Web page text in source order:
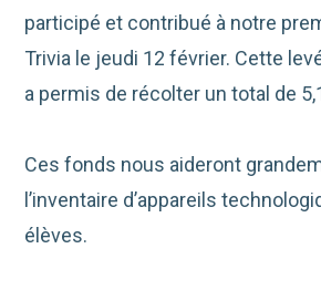
participé et contribué à notre
Trivia le jeudi 12 février. Cette
a permis de récolter un total de
Ces fonds nous aideront
l’inventaire d’appareils
élèves.